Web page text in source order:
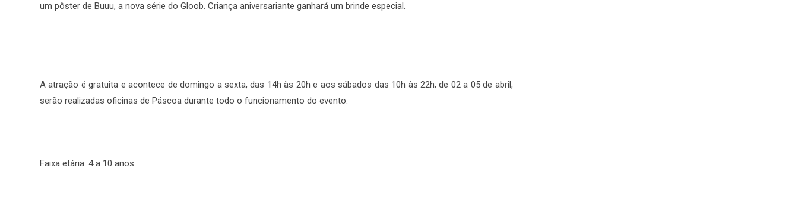
um pôster de Buuu, a nova série do Gloob. Criança aniversariante ganhará um brinde especial.
A atração é gratuita e acontece de domingo a sexta, das 14h às 20h e aos sábados das 10h às 22h; de 02 a 05 de abril,
serão realizadas oficinas de Páscoa durante todo o funcionamento do evento.
Faixa etária: 4 a 10 anos